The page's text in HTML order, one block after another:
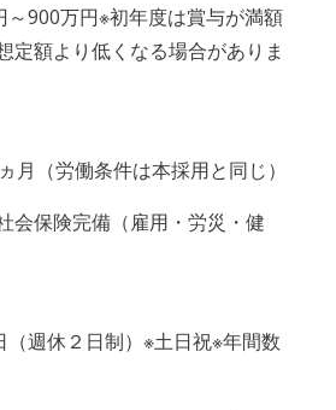
～900万円※初年度は賞与が満額
定額より低くなる場合がありま
月（労働条件は本採用と同じ）
会保険完備（雇用・労災・健
（週休２日制）※土日祝※年間数